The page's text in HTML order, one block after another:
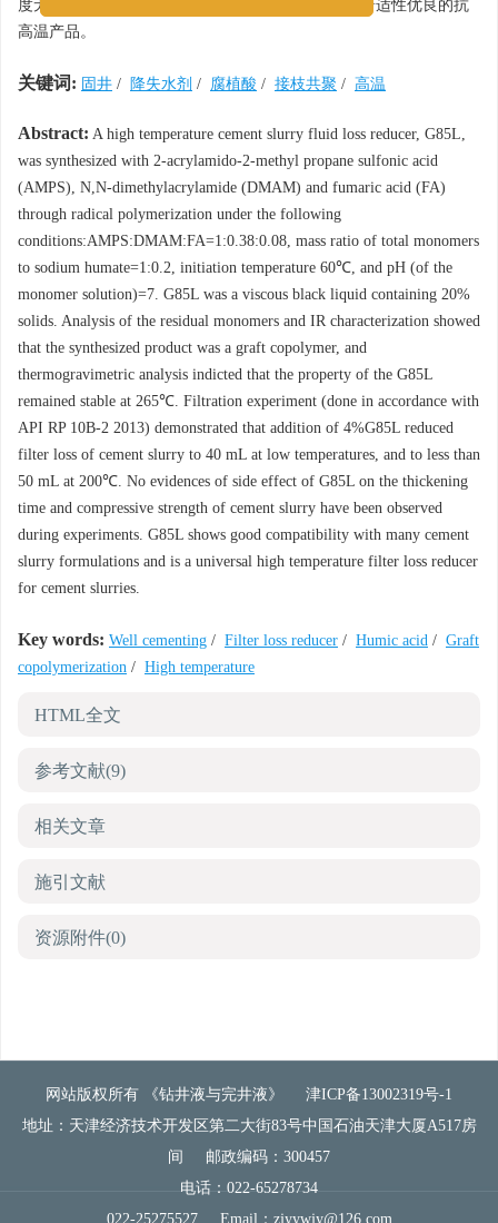
度无副作用，与多种水泥浆体系配伍性好，是一种普适性优良的抗
高温产品。
关键词: 固井 / 降失水剂 / 腐植酸 / 接枝共聚 / 高温
Abstract: A high temperature cement slurry fluid loss reducer, G85L,
was synthesized with 2-acrylamido-2-methyl propane sulfonic acid
(AMPS), N,N-dimethylacrylamide (DMAM) and fumaric acid (FA)
through radical polymerization under the following
conditions:AMPS:DMAM:FA=1:0.38:0.08, mass ratio of total monomers
to sodium humate=1:0.2, initiation temperature 60℃, and pH (of the
monomer solution)=7. G85L was a viscous black liquid containing 20%
solids. Analysis of the residual monomers and IR characterization showed
that the synthesized product was a graft copolymer, and
thermogravimetric analysis indicted that the property of the G85L
remained stable at 265℃. Filtration experiment (done in accordance with
API RP 10B-2 2013) demonstrated that addition of 4%G85L reduced
filter loss of cement slurry to 40 mL at low temperatures, and to less than
50 mL at 200℃. No evidences of side effect of G85L on the thickening
time and compressive strength of cement slurry have been observed
during experiments. G85L shows good compatibility with many cement
slurry formulations and is a universal high temperature filter loss reducer
for cement slurries.
Key words: Well cementing / Filter loss reducer / Humic acid / Graft
copolymerization / High temperature
HTML全文
参考文献(9)
相关文章
施引文献
资源附件(0)
网站版权所有 《钻井液与完井液》
津ICP备13002319号-1
地址：天津经济技术开发区第二大街83号中国石油天津大厦A517房
间
邮政编码：300457
电话：022-65278734
022-25275527
Email： zjyywjy@126.com